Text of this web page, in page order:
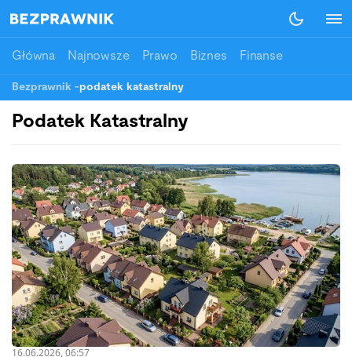
Główna Najnowsze Prawo Biznes Finanse
Bezprawnik -podatek katastralny
Podatek Katastralny
16.06.2026, 06:57